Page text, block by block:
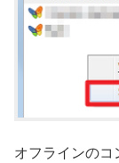
オフラインのコ